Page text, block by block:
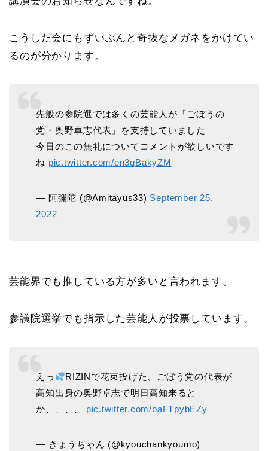
こうした会にもずいぶんと奇抜なメガネをかけてい
るのが分かります。
先般の参院選では多くの芸能人が「ごぼうの
党・奥野卓志代表」を支持していました
今日のこの無礼についてコメントが欲しいです
ね pic.twitter.com/en3qBakyZM
— 阿彌陀 (@Amitayus33) September 25,
2022
芸能界でも推している方が多いと言われます。
参議院選挙でも指示した芸能人が投票しています。
えっ
RIZINで花束投げた、ごぼう党の代表が
高知出身の奥野卓志で明日高知来ると
か、、、、 pic.twitter.com/baFTpybEZy
— きょうちゃん (@kyouchankyoumo)